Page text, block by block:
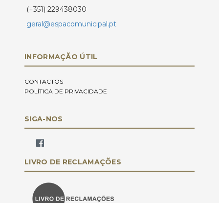
(+351) 229438030
geral@espacomunicipal.pt
INFORMAÇÃO ÚTIL
CONTACTOS
POLÍTICA DE PRIVACIDADE
SIGA-NOS
LIVRO DE RECLAMAÇÕES